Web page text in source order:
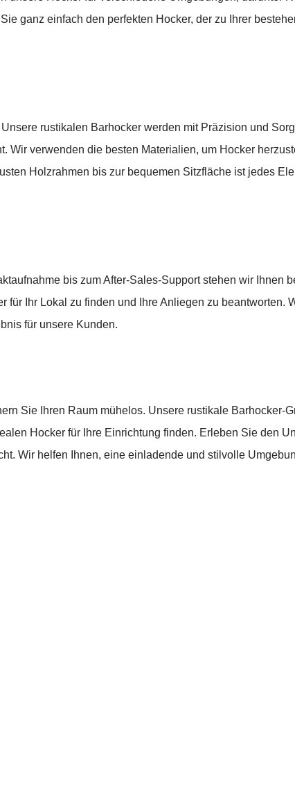
ganz einfach den perfekten Hocker, der zu Ihrer
rustikalen Barhocker werden mit Präzision und
verwenden die besten Materialien, um Hocker
Holzrahmen bis zur bequemen Sitzfläche ist jedes
bis zum After-Sales-Support stehen wir Ihnen
Ihr Lokal zu finden und Ihre Anliegen zu beantworten.
für unsere Kunden.
Sie Ihren Raum mühelos. Unsere rustikale Barhocker-
Hocker für Ihre Einrichtung finden. Erleben Sie den
Wir helfen Ihnen, eine einladende und stilvolle